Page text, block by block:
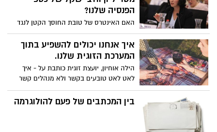
ההתדרדרות?
הפנסיה שלנו?
האם האינטרס של טובת החוסך הקטן לנגד
עיניהם או שישנם גם אינטרסים אחרים??!
כיצד נמנע מטייקונים וממנהלים לעשות
בכספי הפנסיה של הציבור כבשלהם? מדוע
הפנסיה של אזרחי ישראל בחרדת קודש?
מדוע המדינה מאפשרת למפקחים מטעם
עליהם הם פיקחו? מהן התירוצים לסירוב של
איך אנחנו יכולים להשפיע בתוך
המערכת הזוגית שלנו.
הילה אוחיון, יועצת זוגית כותבת על - איך
לאט לאט טובעים בקשר ולא מנהלים קשר
זוגי וכיצד משנים זאת
בין המכתבים של פעם להולוגרמה